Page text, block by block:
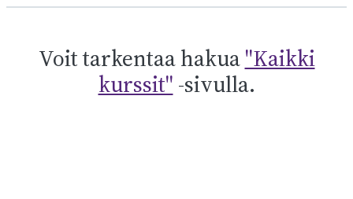
Voit tarkentaa hakua"Kaikki
kurssit" -sivulla.